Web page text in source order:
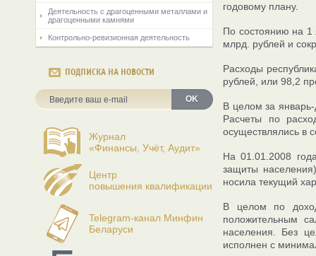
Деятельность с драгоценными металлами и
драгоценными камнями
Контрольно-ревизионная деятельность
ПОДПИСКА НА НОВОСТИ
OK
Журнал
«Финансы, Учёт, Аудит»
Центр
повышения квалификации
Telegram-канал Минфин
Беларуси
годовому плану.
По состоянию на 1
млрд. рублей и
Расходы
рублей, или 98,2
В целом за
Расчеты по
осуществлялись в
На 01.01.2008
защиты
носила текущий
В целом по
положительным
населения. Без
исполнен с